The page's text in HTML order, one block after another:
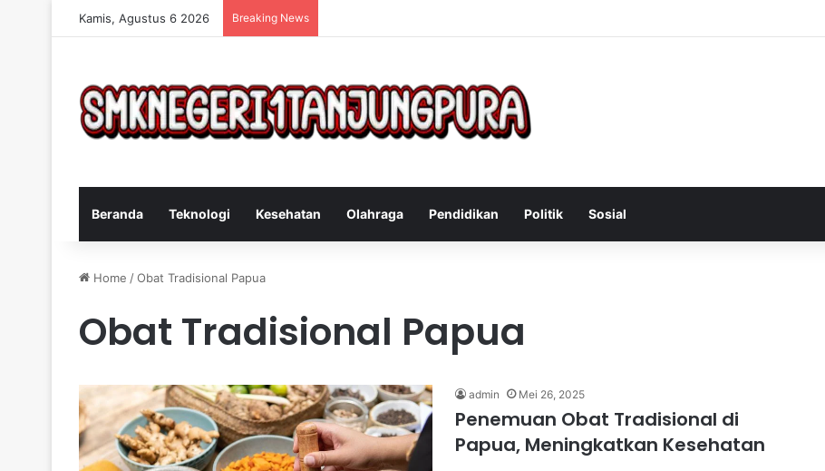
Kamis, Agustus 6 2026 Breaking News
Beranda Teknologi Kesehatan Olahraga Pendidikan Politik Sosial
Home /Obat Tradisional Papua
Obat Tradisional Papua
admin Mei 26, 2025
Penemuan Obat Tradisional di
Papua, Meningkatkan Kesehatan